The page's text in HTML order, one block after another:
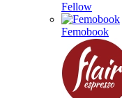
Fellow
Femobook